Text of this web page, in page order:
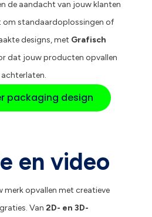
de aandacht van jouw klanten
om standaardoplossingen of
designs, met Grafisch
dat jouw producten opvallen
achterlaten.
packaging design
en video
merk opvallen met creatieve
Van 2D- en 3D-